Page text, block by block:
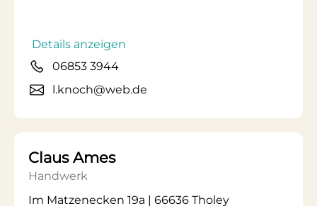
Details anzeigen
06853 3944
l.knoch@web.de
Claus Ames
Handwerk
Im Matzenecken 19a | 66636 Tholey